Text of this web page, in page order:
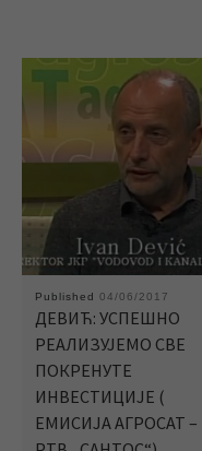
Published 04/06/2017
ДЕВИЋ: УСПЕШНО
РЕАЛИЗУЈЕМО СВЕ
ПОКРЕНУТЕ
ИНВЕСТИЦИЈЕ (
ЕМИСИЈА АГРОСАТ –